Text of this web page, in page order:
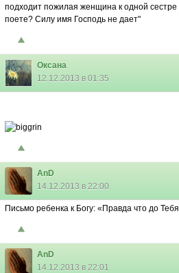
подходит пожилая женщина к одной сестре
поете? Силу имя Господь не дает"
Оксана
12.12.2013 в 01:35
AnD
14.12.2013 в 22:00
Письмо ребенка к Богу: «Правда что до
AnD
14.12.2013 в 22:01